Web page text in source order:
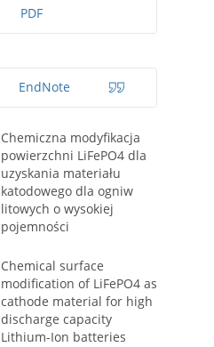
PDF
EndNote
Chemiczna modyfikacja
powierzchni LiFePO4 dla
uzyskania materiału
katodowego dla ogniw
litowych o wysokiej
pojemności
Chemical surface
modification of LiFePO4 as
cathode material for high
discharge capacity
Lithium-Ion batteries